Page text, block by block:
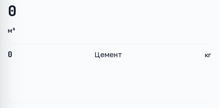
0
м³
0 Цемент кг